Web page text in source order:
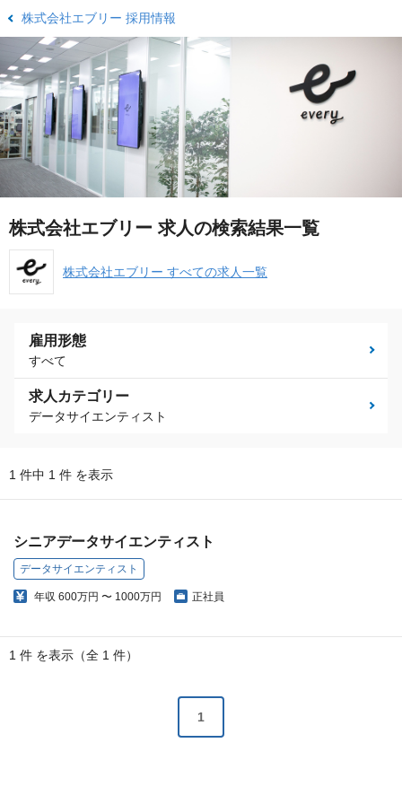
株式会社エブリー 採用情報
株式会社エブリー 求人の検索結果一覧
株式会社エブリー すべての求人一覧
雇用形態
すべて
求人カテゴリー
データサイエンティスト
1 件中 1 件 を表示
シニアデータサイエンティスト
データサイエンティスト
年収 600万円 〜 1000万円 正社員
1 件 を表示（全 1 件）
1